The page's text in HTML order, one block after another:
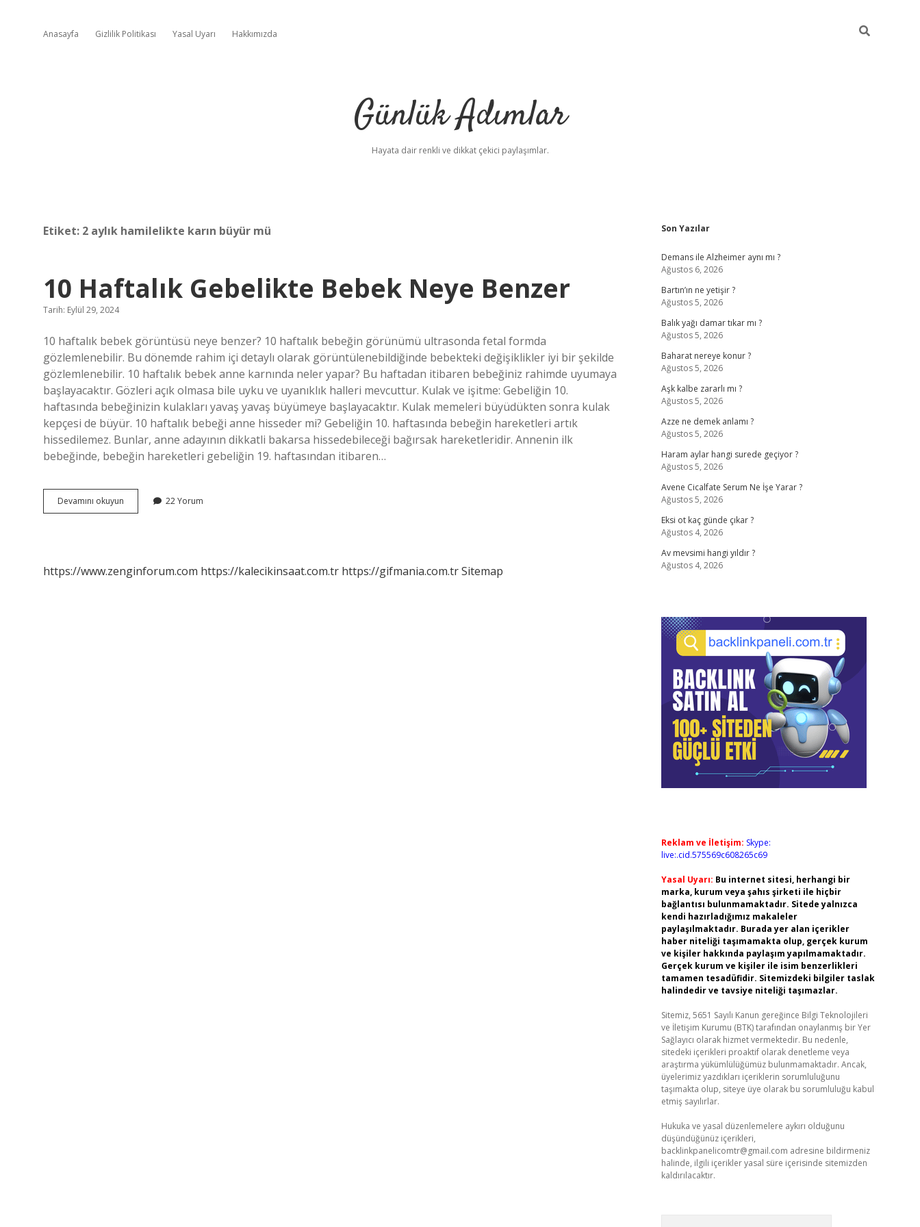
Anasayfa Gizlilik Politikası Yasal Uyarı Hakkımızda
Günlük Adımlar
Hayata dair renkli ve dikkat çekici paylaşımlar.
Etiket: 2 aylık hamilelikte karın büyür mü
10 Haftalık Gebelikte Bebek Neye Benzer
Tarih: Eylül 29, 2024
10 haftalık bebek görüntüsü neye benzer? 10 haftalık bebeğin görünümü ultrasonda fetal formda
gözlemlenebilir. Bu dönemde rahim içi detaylı olarak görüntülenebildiğinde bebekteki değişiklikler iyi bir şekilde
gözlemlenebilir. 10 haftalık bebek anne karnında neler yapar? Bu haftadan itibaren bebeğiniz rahimde uyumaya
başlayacaktır. Gözleri açık olmasa bile uyku ve uyanıklık halleri mevcuttur. Kulak ve işitme: Gebeliğin 10.
haftasında bebeğinizin kulakları yavaş yavaş büyümeye başlayacaktır. Kulak memeleri büyüdükten sonra kulak
kepçesi de büyür. 10 haftalık bebeği anne hisseder mi? Gebeliğin 10. haftasında bebeğin hareketleri artık
hissedilemez. Bunlar, anne adayının dikkatli bakarsa hissedebileceği bağırsak hareketleridir. Annenin ilk
bebeğinde, bebeğin hareketleri gebeliğin 19. haftasından itibaren…
Devamını okuyun
Haftalık
22 Yorum
https://www.zenginforum.com https://kalecikinsaat.com.tr https://gifmania.com.trSitemap
Sidebar
Son Yazılar
Demans ile Alzheimer aynı mı ?
Ağustos 6, 2026
Bartın’ın ne yetişir ?
Ağustos 5, 2026
Balık yağı damar tıkar mı ?
Ağustos 5, 2026
Baharat nereye konur ?
Ağustos 5, 2026
Aşk kalbe zararlı mı ?
Ağustos 5, 2026
Azze ne demek anlamı ?
Ağustos 5, 2026
Haram aylar hangi surede geçiyor ?
Ağustos 5, 2026
Avene Cicalfate Serum Ne İşe Yarar ?
Ağustos 5, 2026
Eksi ot kaç günde çıkar ?
Ağustos 4, 2026
Av mevsimi hangi yıldır ?
Ağustos 4, 2026
Reklam ve İletişim: Skype:
live:.cid.575569c608265c69
Yasal Uyarı: Bu internet sitesi, herhangi bir
marka, kurum veya şahıs şirketi ile hiçbir
bağlantısı bulunmamaktadır. Sitede yalnızca
kendi hazırladığımız makaleler
paylaşılmaktadır. Burada yer alan içerikler
haber niteliği taşımamakta olup, gerçek kurum
ve kişiler hakkında paylaşım yapılmamaktadır.
Gerçek kurum ve kişiler ile isim benzerlikleri
tamamen tesadüfidir. Sitemizdeki bilgiler taslak
halindedir ve tavsiye niteliği taşımazlar.
Sitemiz, 5651 Sayılı Kanun gereğince Bilgi Teknolojileri
ve İletişim Kurumu (BTK) tarafından onaylanmış bir Yer
Sağlayıcı olarak hizmet vermektedir. Bu nedenle,
sitedeki içerikleri proaktif olarak denetleme veya
araştırma yükümlülüğümüz bulunmamaktadır. Ancak,
üyelerimiz yazdıkları içeriklerin sorumluluğunu
taşımakta olup, siteye üye olarak bu sorumluluğu kabul
etmiş sayılırlar.
Hukuka ve yasal düzenlemelere aykırı olduğunu
düşündüğünüz içerikleri,
backlinkpanelicomtr@gmail.com adresine bildirmeniz
halinde, ilgili içerikler yasal süre içerisinde sitemizden
kaldırılacaktır.
vdcasino güncel giriş